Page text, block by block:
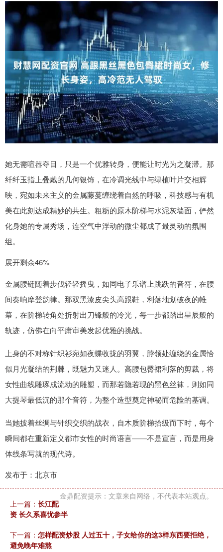
她无需喧嚣夺目，只是一个优雅转身，便能让时光为之凝滞。那
纤纤玉指上叠戴的几何银饰，在冷调光线中与绿植叶片交相辉
映，宛如未来主义的金属藤蔓缠绕着自然的呼吸，科技感与有机
美在此刻达成精妙的共生。粗粝的原木阶梯与水泥灰墙面，俨然
化身她的专属秀场，连空气中浮动的微尘都成了最灵动的氛围
组。
展开剩余46%
金属腰链随着步伐轻轻摇曳，如同电子乐谱上跳跃的音符，在腰
间奏响摩登韵律。那双黑漆皮尖头高跟鞋，利落地划破夜的帷
幕，在阶梯转角处折射出刀锋般的冷光，每一步都踏出星辰般的
轨迹，仿佛在向平庸审美发起优雅的挑战。
上身的不对称针织衫宛如夜蝶收拢的羽翼，脖领处缠绕的金属恰
似月光凝结的荆棘，既魅力又迷人。高腰包臀裙利落的剪裁，将
女性曲线雕琢成流动的雕塑，而那若隐若现的黑色丝袜，则如同
大提琴最低沉的那个音符，为整个造型奠定神秘而危险的基调。
当她披着丝绸与针织交织的战衣，自木质阶梯拾级而下时，每个
瞬间都在重新定义都市女性的时尚语言——不是宣言，而是用身
体线条写就的现代诗。
发布于：北京市
金鼎配资提示：文章来自网络，不代表本站观点。
上一篇： 长江配
资 长久系喜忧参半
下一篇： 怎样配资炒股 人过五十，子女给你的这3样东西要拒绝，
避免晚年难熬